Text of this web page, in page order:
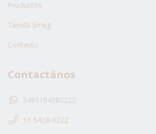
Productos
Tienda Smeg
Contacto
Contactános
5491154280222
11 5428-0222